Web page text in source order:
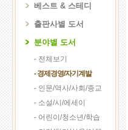
베스트 & 스테디
출판사별 도서
분야별 도서
- 전체보기
- 경제경영/자기계발
- 인문/역사/사회/종교
- 소설/시/에세이
- 어린이/청소년/학습